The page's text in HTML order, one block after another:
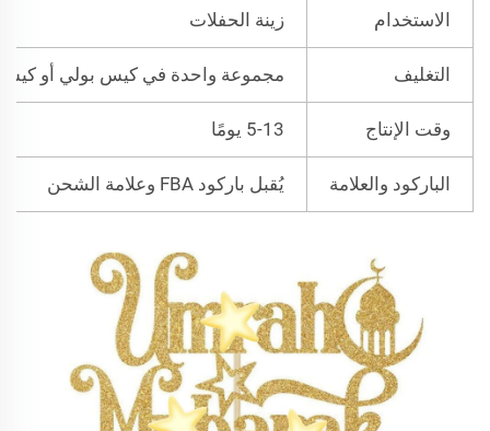
الاستخدام زينة الحفلات
التغليف مجموعة واحدة في كيس بولي أو
وقت الإنتاج 5-13 يومًا
الباركود والعلامة يُقبل باركود FBA وعلامة الشحن